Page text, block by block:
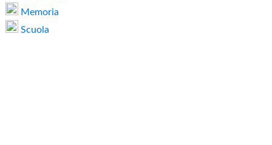
Memoria
Scuola